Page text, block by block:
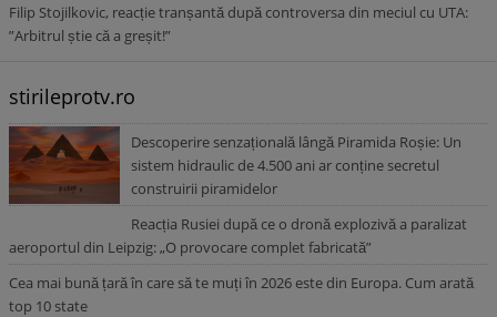
Filip Stojilkovic, reacție tranșantă după controversa din meciul cu UTA:
”Arbitrul știe că a greșit!”
stirileprotv.ro
Descoperire senzațională lângă Piramida Roșie: Un
sistem hidraulic de 4.500 ani ar conține secretul
construirii piramidelor
Reacția Rusiei după ce o dronă explozivă a paralizat
aeroportul din Leipzig: „O provocare complet fabricată”
Cea mai bună țară în care să te muți în 2026 este din Europa. Cum arată
top 10 state